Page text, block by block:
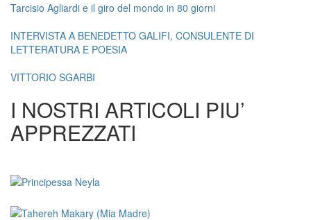
Tarcisio Agliardi e il giro del mondo in 80 giorni
INTERVISTA A BENEDETTO GALIFI, CONSULENTE DI
LETTERATURA E POESIA
VITTORIO SGARBI
I NOSTRI ARTICOLI PIU’
APPREZZATI